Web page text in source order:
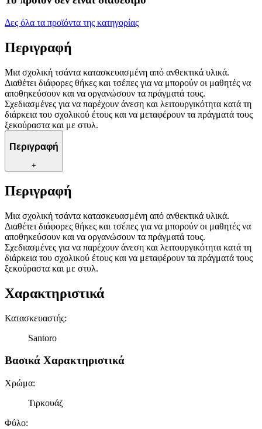
Δες όλα τα προϊόντα της κατηγορίας
Περιγραφή
Μια σχολική τσάντα κατασκευασμένη από ανθεκτικά υλικά.
Διαθέτει διάφορες θήκες και τσέπες για να μπορούν οι μαθητές να
αποθηκεύσουν και να οργανώσουν τα πράγματά τους.
Σχεδιασμένες για να παρέχουν άνεση και λειτουργικότητα κατά τη
διάρκεια του σχολικού έτους και να μεταφέρουν τα πράγματά τους
ξεκούραστα και με στυλ.
Περιγραφή
+
Περιγραφή
Μια σχολική τσάντα κατασκευασμένη από ανθεκτικά υλικά.
Διαθέτει διάφορες θήκες και τσέπες για να μπορούν οι μαθητές να
αποθηκεύσουν και να οργανώσουν τα πράγματά τους.
Σχεδιασμένες για να παρέχουν άνεση και λειτουργικότητα κατά τη
διάρκεια του σχολικού έτους και να μεταφέρουν τα πράγματά τους
ξεκούραστα και με στυλ.
Χαρακτηριστικά
Κατασκευαστής:
Santoro
Βασικά Χαρακτηριστικά
Χρώμα:
Τιρκουάζ
Φύλο: